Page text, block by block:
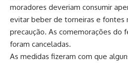
moradores deveriam consumir
evitar beber de torneiras e fontes
precaução. As comemorações do
foram canceladas.
As medidas fizeram com que